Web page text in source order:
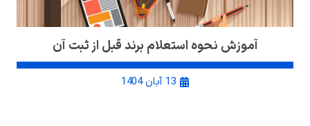
آموزش نحوه استعلام برند قبل از ثبت آن
13 آبان 1404